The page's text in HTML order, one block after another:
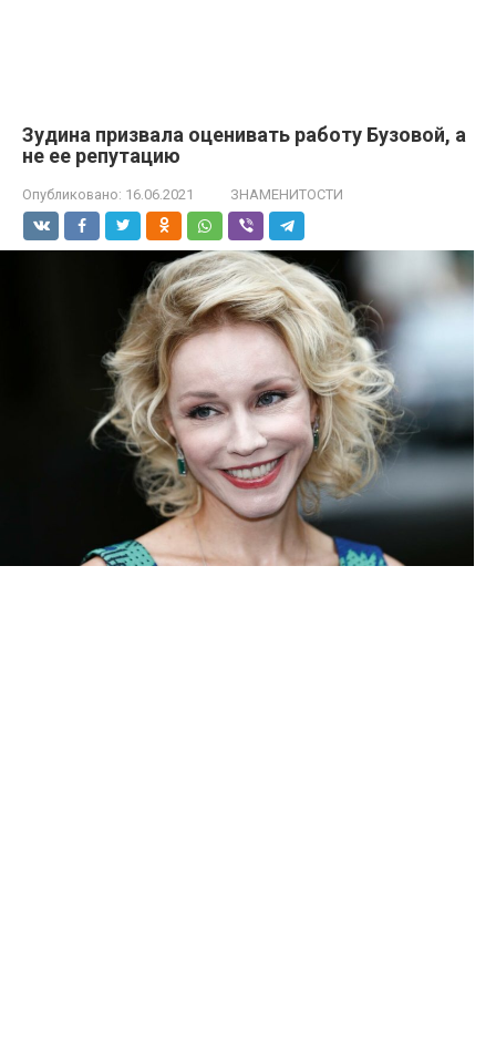
Зудина призвала оценивать работу Бузовой, а
не ее репутацию
Опубликовано: 16.06.2021 ЗНАМЕНИТОСТИ